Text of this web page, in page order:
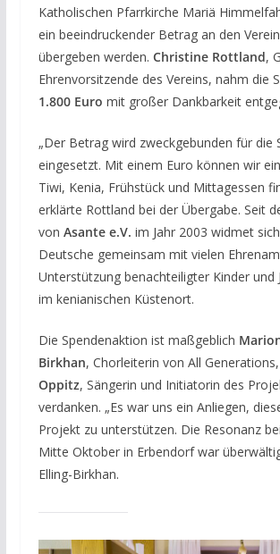
Katholischen Pfarrkirche Mariä
ein beeindruckender Betrag an den Verein
übergeben werden. Christine Rottland,
Ehrenvorsitzende des Vereins, nahm die
1.800 Euro mit großer Dankbarkeit
„Der Betrag wird zweckgebunden für die
eingesetzt. Mit einem Euro können wir
Tiwi, Kenia, Frühstück und Mittagessen
erklärte Rottland bei der Übergabe. Seit
von Asante e.V. im Jahr 2003 widmet
Deutsche gemeinsam mit vielen
Unterstützung benachteiligter Kinder und
im kenianischen Küstenort.
Die Spendenaktion ist maßgeblich
Birkhan, Chorleiterin von All
Oppitz, Sängerin und Initiatorin des
verdanken. „Es war uns ein Anliegen,
Projekt zu unterstützen. Die Resonanz
Mitte Oktober in Erbendorf war
Elling-Birkhan.